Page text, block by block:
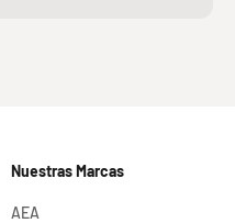
Nuestras Marcas
AEA